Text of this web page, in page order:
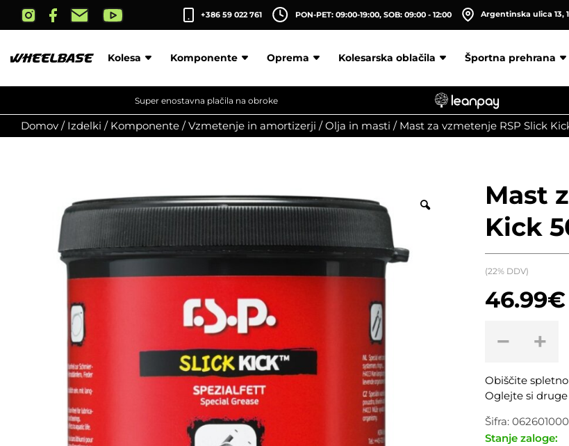
content
+386 59 022 761 PON-PET: 09:00-19:00, SOB: 09:00 - 12:00 Argentinska ulica 13,
Kolesa Komponente Oprema Kolesarska oblačila Športna prehrana
Super enostavna plačila na obroke
Domov / Izdelki / Komponente /Vzmetenje in amortizerji /Olja in masti / Mast za vzmetenje RSP Slick
Mast
Kick
46.99€
(22% DDV)
−
RSP
Slick
Kick
500g
količina
+
Obiščite
Oglejte si
Šifra:062601000
Stanje zaloge: